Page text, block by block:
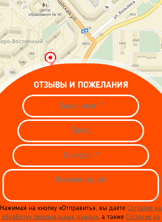
ОТЗЫВЫ И ПОЖЕЛАНИЯ
Нажимая на кнопку «Отправить», вы даете Согласие на
обработку персональных данных, а также Согласие на